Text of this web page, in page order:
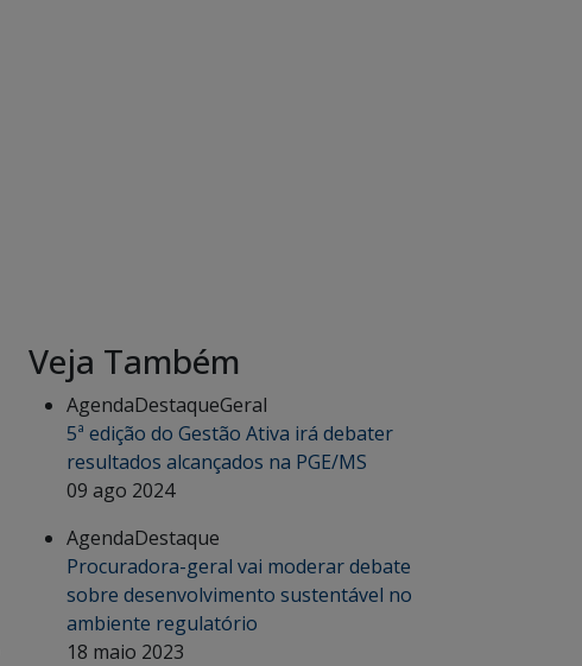
Veja Também
AgendaDestaqueGeral
5ª edição do Gestão Ativa irá debater
resultados alcançados na PGE/MS
09 ago 2024
AgendaDestaque
Procuradora-geral vai moderar debate
sobre desenvolvimento sustentável no
ambiente regulatório
18 maio 2023